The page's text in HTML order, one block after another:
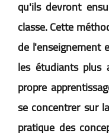
qu'ils devront
classe. Cette
de l'enseignement
les étudiants plus
propre
se concentrer sur
pratique des